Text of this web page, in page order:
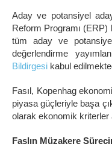
Aday ve potansiyel
Reform Programı
tüm aday ve
değerlendirme
Bildirgesi kabul
Fasıl, Kopenhag
piyasa güçleriyle başa
olarak ekonomik kriterler
Faslın Müzakere